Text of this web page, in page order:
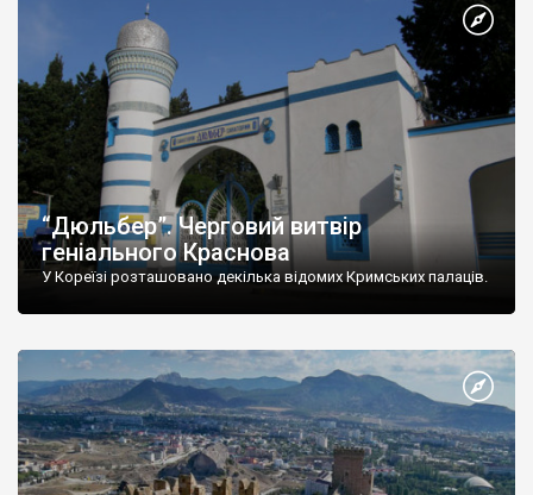
“Дюльбер”. Черговий витвір
геніального Краснова
У Кореїзі розташовано декілька відомих Кримських палаців.